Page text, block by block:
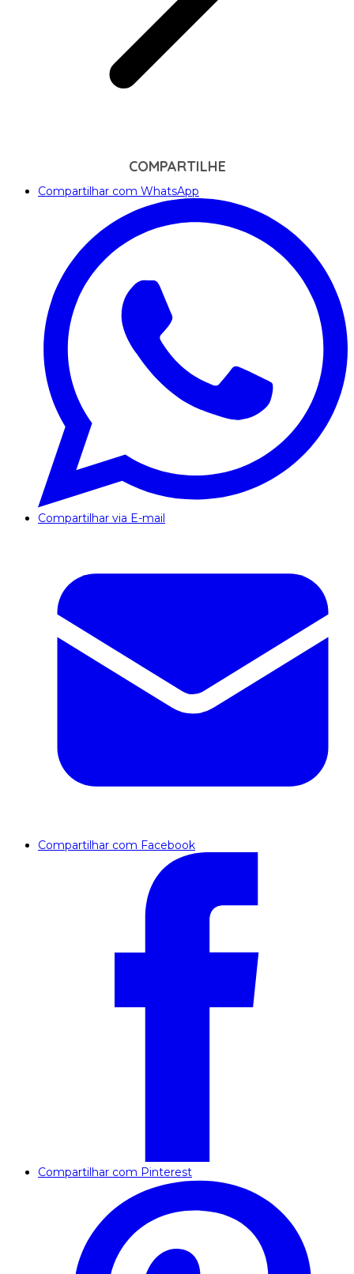
COMPARTILHE
Compartilhar com WhatsApp
Compartilhar via E-mail
Compartilhar com Facebook
Compartilhar com Pinterest